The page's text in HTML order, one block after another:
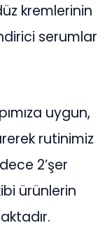
kremlerinin
serumlar
uygun,
rutinimiz
2’şer
ürünlerin